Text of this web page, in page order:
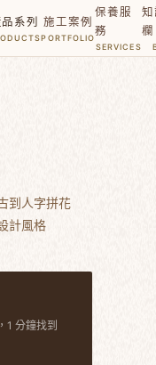
品系列 施工案例
PORTFOLIO
保養服
務
SERVICES
欄
到人字拼花
計風格
1 分鐘找到